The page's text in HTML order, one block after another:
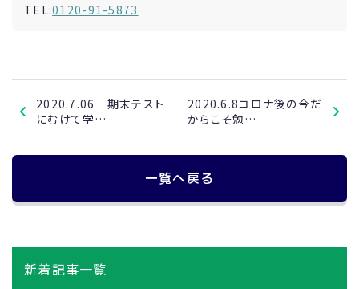
TEL:0120-91-5873
2020.7.06 期末テスト
にむけて学…
2020.6.8コロナ後の今だ
からこそ勉…
一覧へ戻る
新着記事一覧